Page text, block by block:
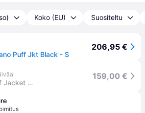
Koko (EU) Suositeltu
Puff Jkt Black - S
206,95 €
Patagonia Nano Puff Jacket M BLACK
159,00 €